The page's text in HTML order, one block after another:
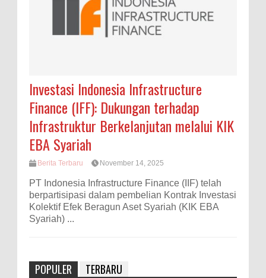
Investasi Indonesia Infrastructure
Finance (IFF): Dukungan terhadap
Infrastruktur Berkelanjutan melalui KIK
EBA Syariah
Berita Terbaru November 14, 2025
PT Indonesia Infrastructure Finance (IIF) telah
berpartisipasi dalam pembelian Kontrak Investasi
Kolektif Efek Beragun Aset Syariah (KIK EBA
Syariah) ...
POPULER TERBARU